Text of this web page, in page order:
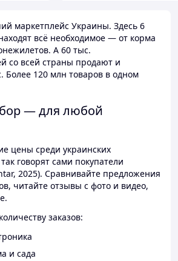
маркетплейс Украины. Здесь 6
всё необходимое — от корма
А 60 тыс.
со всей страны продают и
Более 120 млн товаров в одном
— для любой
цены среди украинских
говорят сами покупатели
2025). Сравнивайте предложения
читайте отзывы с фото и видео,
заказов:
и сада